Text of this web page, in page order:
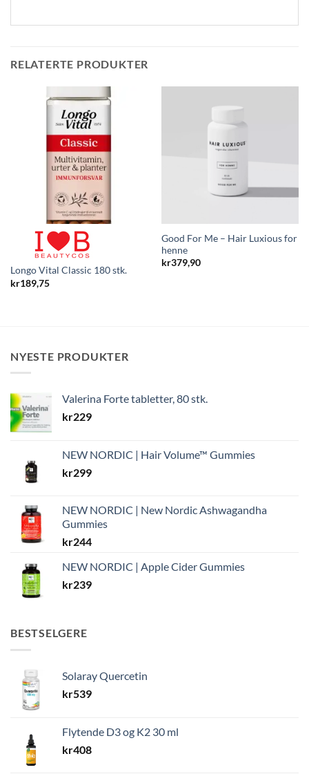
RELATERTE PRODUKTER
Longo Vital Classic 180 stk.
kr189,75
Good For Me – Hair Luxious for
henne
kr379,90
NYESTE PRODUKTER
Valerina Forte tabletter, 80 stk.
kr229
NEW NORDIC | Hair Volume™ Gummies
kr299
NEW NORDIC | New Nordic Ashwagandha
Gummies
kr244
NEW NORDIC | Apple Cider Gummies
kr239
BESTSELGERE
Solaray Quercetin
kr539
Flytende D3 og K2 30 ml
kr408